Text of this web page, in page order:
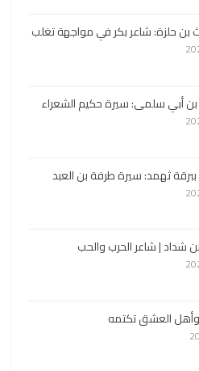
بن حلزة: شاعر بكر في مواجهة تغلب
أبي سلمى: سيرة حكيم الشعراء
ثهمد: سيرة طرفة بن العبد
شداد | شاعر الحرب والحب
وأهل العشق تكتمه